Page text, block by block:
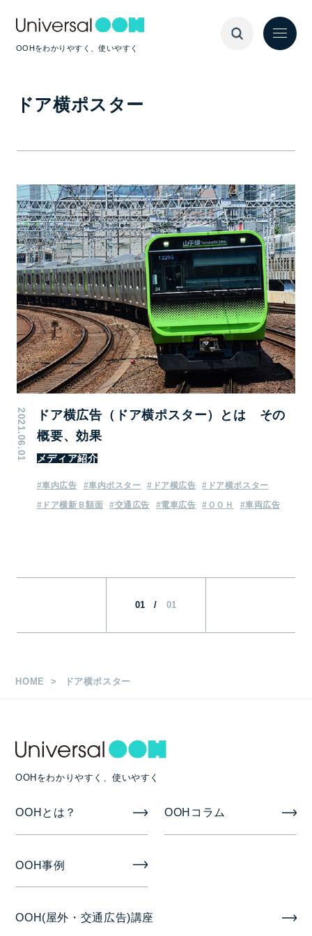
OOHをわかりやすく、使いやすく
ドア横ポスター
2021.06.01
ドア横広告（ドア横ポスター）とは その
概要、効果
メディア紹介
#車内広告 #車内ポスター #ドア横広告
#ドア横ポスター
#ドア横新Ｂ額面
#交通広告 #電車広告 #ＯＯＨ #車両広告
01 / 01
HOME ドア横ポスター
OOHをわかりやすく、使いやすく
OOHとは？ OOHコラム
OOH事例
OOH(屋外・交通広告)講座